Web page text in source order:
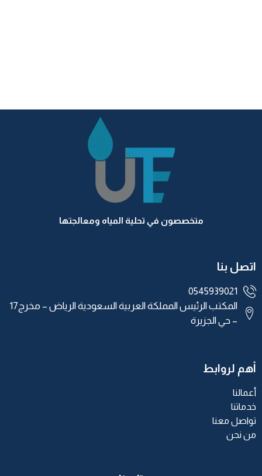
متخصصون في تحلية المياه ومعالجتها
اتصل بنا
0545939021
المكتب الرئيس المملكة العربية السعودية الرياض – مخرج17
– حي الجزيرة
أهم لروابط
أعمالنا
خدماتنا
تواصل معنا
من نحن